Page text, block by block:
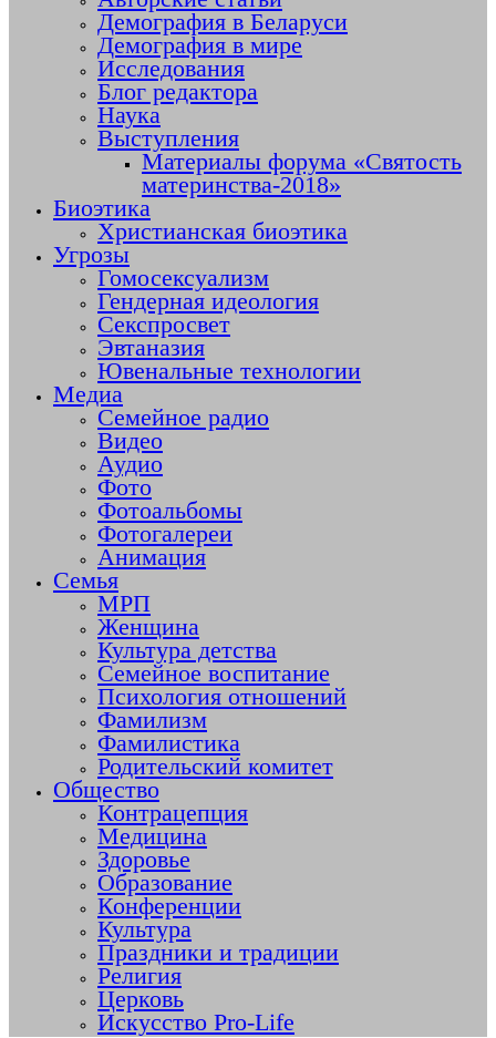
Демография в Беларуси
Демография в мире
Исследования
Блог редактора
Наука
Выступления
Материалы форума «Святость
материнства-2018»
Биоэтика
Христианская биоэтика
Угрозы
Гомосексуализм
Гендерная идеология
Секспросвет
Эвтаназия
Ювенальные технологии
Медиа
Семейное радио
Видео
Аудио
Фото
Фотоальбомы
Фотогалереи
Анимация
Семья
МРП
Женщина
Культура детства
Семейное воспитание
Психология отношений
Фамилизм
Фамилистика
Родительский комитет
Общество
Контрацепция
Медицина
Здоровье
Образование
Конференции
Культура
Праздники и традиции
Религия
Церковь
Искусство Pro-Life